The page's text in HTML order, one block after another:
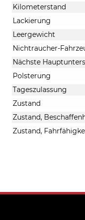
Kilometerstand
Lackierung
Leergewicht
Nichtraucher-
Nächste
Polsterung
Tageszulassung
Zustand
Zustand,
Zustand,